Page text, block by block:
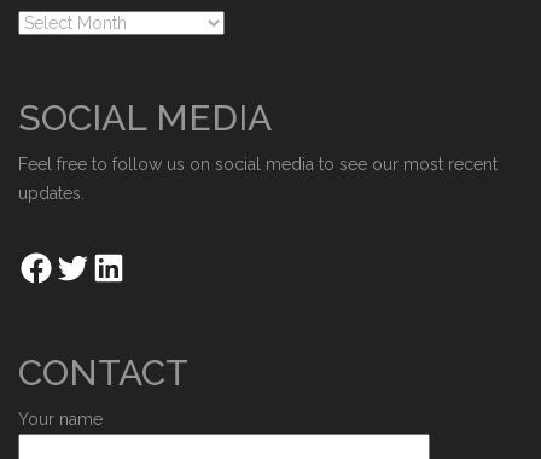
SOCIAL MEDIA
Feel free to follow us on social media to see our most recent
updates.
CONTACT
Your name